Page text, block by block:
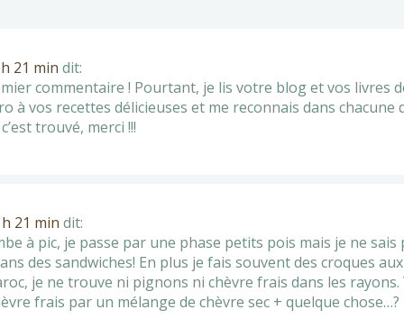
21 min dit:
commentaire ! Pourtant, je lis votre blog et vos livres
à vos recettes délicieuses et me reconnais dans chacune
trouvé, merci !!!
21 min dit:
à pic, je passe par une phase petits pois mais je ne
des sandwiches! En plus je fais souvent des croques
je ne trouve ni pignons ni chèvre frais dans les rayons.
frais par un mélange de chèvre sec + quelque chose…?